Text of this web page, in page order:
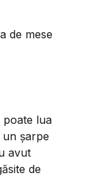
de mese
poate lua
un șarpe
avut
de